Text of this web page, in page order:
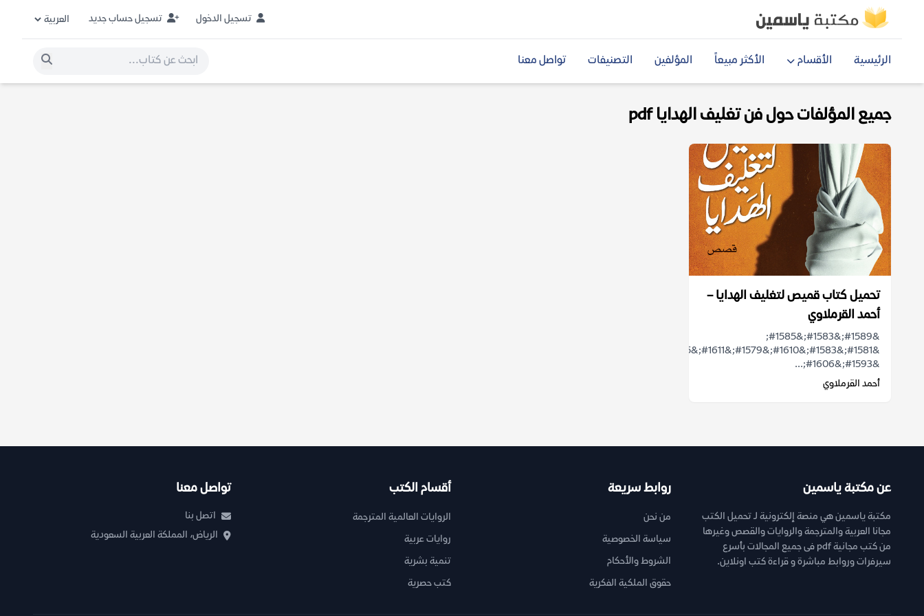
تسجيل الدخول تسجيل حساب جديد
الرئيسية الأقسام الأكثر مبيعاً المؤلفين التصنيفات تواصل معنا
جميع المؤلفات حول فن تغليف الهدايا pdf
تحميل كتاب قميص لتغليف الهدايا –
أحمد القرملاوي
&#1589;&#1583;&#1585;
&#1593;&#1606;...
أحمد القرملاوي
عن مكتبة ياسمين
مكتبة ياسمين هي منصة إلكترونية لـ تحميل الكتب
مجانا العربية والمترجمة والروايات والقصص وغيرها
من كتب مجانية pdf فى جميع المجالات بأسرع
سيرفرات وروابط مباشرة و قراءة كتب اونلاين.
روابط سريعة
من نحن
سياسة الخصوصية
الشروط والأحكام
حقوق الملكية الفكرية
أقسام الكتب
الروايات العالمية المترجمة
روايات عربية
تنمية بشرية
كتب حصرية
تواصل معنا
اتصل بنا
الرياض، المملكة العربية السعودية